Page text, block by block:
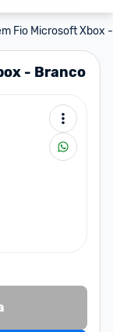
Fio Microsoft Xbox
- Branco